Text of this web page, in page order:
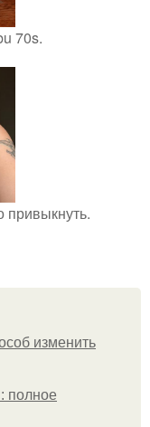
70s.
привыкнуть.
изменить
полное